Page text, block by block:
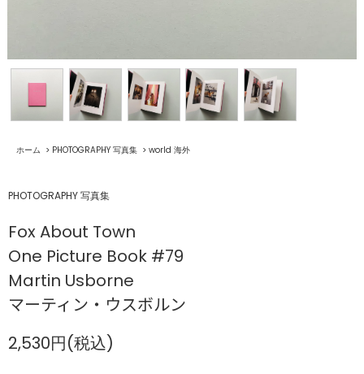
ホーム > PHOTOGRAPHY 写真集 > world 海外
PHOTOGRAPHY 写真集
Fox About Town
One Picture Book #79
Martin Usborne
マーティン・ウスボルン
2,530円(税込)